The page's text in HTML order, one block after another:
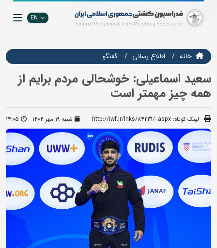
EN
خانه اطلاع رسانی گفتگو
سعید اسماعیلی: خوشحالی مردم برایم از
همه چیز مهمتر است
لینک کوتاه: http://iwf.ir/lnks/84231/-.aspx شنبه ۱۹ مهر ۱۴۰۴ 14:05